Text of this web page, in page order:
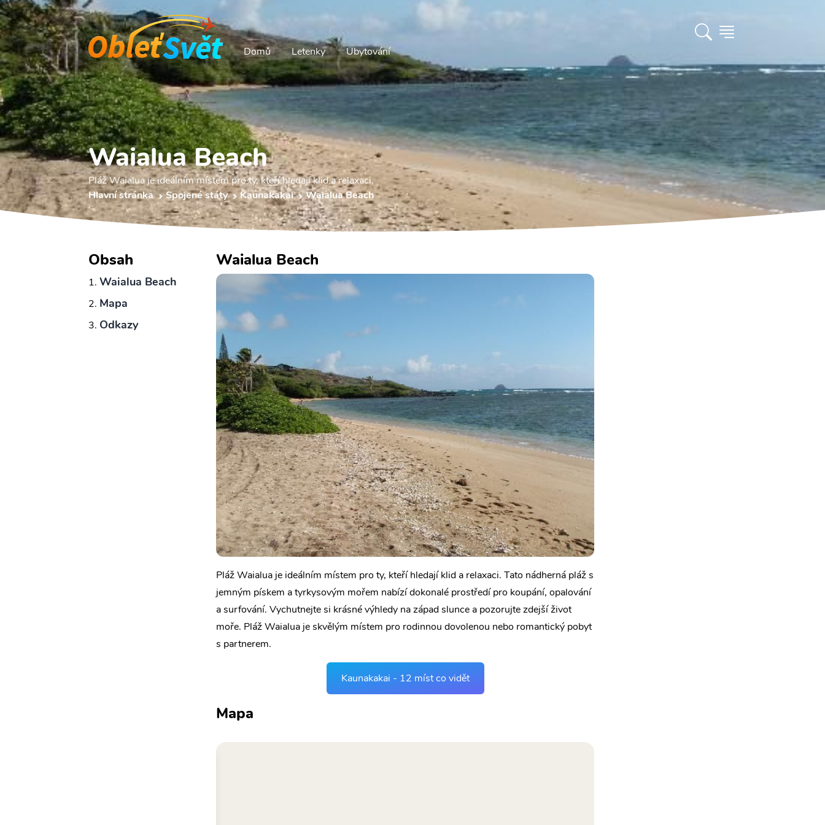
Domů Letenky Ubytování
Waialua Beach
Pláž Waialua je ideálním místem pro ty, kteří hledají klid a relaxaci.
Hlavní stránka
Spojené státy Kaunakakai Waialua Beach
Obsah
Waialua Beach
Mapa
Odkazy
Waialua Beach
Pláž Waialua je ideálním místem pro ty, kteří hledají klid a relaxaci. Tato nádherná pláž s
jemným pískem a tyrkysovým mořem nabízí dokonalé prostředí pro koupání, opalování
a surfování. Vychutnejte si krásné výhledy na západ slunce a pozorujte zdejší život
moře. Pláž Waialua je skvělým místem pro rodinnou dovolenou nebo romantický pobyt
s partnerem.
Kaunakakai - 12 míst co vidět
Mapa